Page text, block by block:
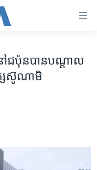
ៅ​ជប៉ុន​បានបណ្តាល​
ស​ស៊ូណាមិ